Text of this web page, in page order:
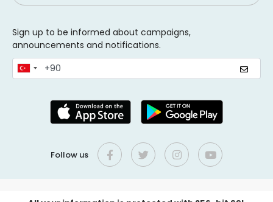
Sign up to be informed about campaigns,
announcements and notifications.
Follow us